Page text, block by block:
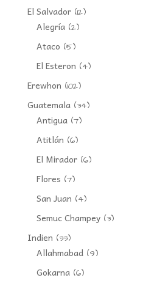
El Salvador(12)
Alegría(2)
Ataco (5)
El Esteron (4)
Erewhon (102)
Guatemala(34)
Antigua(7)
Atitlán (6)
El Mirador(6)
Flores (7)
San Juan (4)
Semuc Champey(3)
Indien (33)
Allahmabad(9)
Gokarna(6)